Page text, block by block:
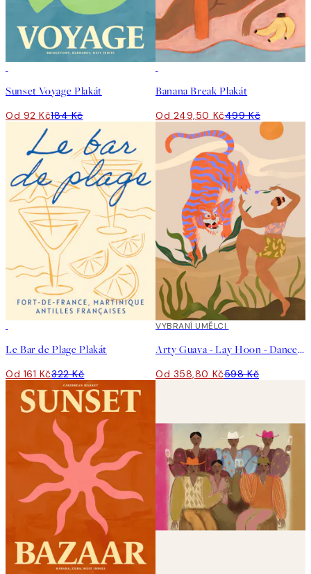
Sunset Voyage Plakát
Od 92 Kč184 Kč
Banana Break Plakát
Od 249,50 Kč499 Kč
Le Bar de Plage Plakát
Od 161 Kč322 Kč
40%*
VYBRANÍ UMĚLCI
Arty Guava - Lay Hoon - Dance With Tiger Plakát
Od 358,80 Kč598 Kč